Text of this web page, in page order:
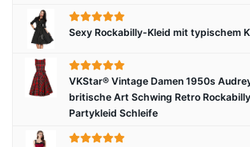
Sexy Rockabilly-Kleid mit typischem
VKStar® Vintage Damen 1950s
britische Art Schwing Retro
Partykleid Schleife